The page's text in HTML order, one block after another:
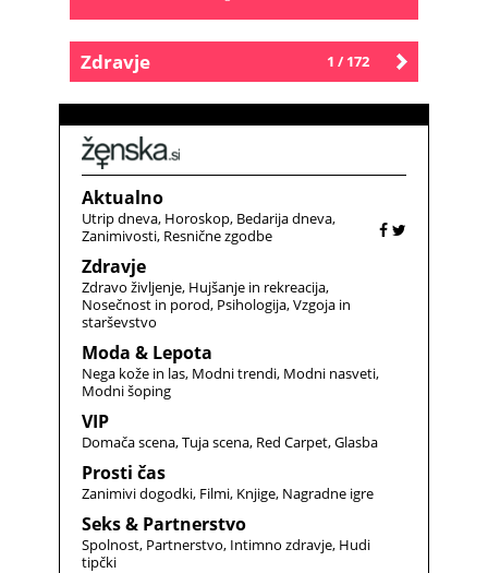
Starejše
1 / 172
Zdravje
Aktualno
Utrip dneva Horoskop Bedarija dneva
Zanimivosti Resnične zgodbe
Zdravje
Zdravo življenje Hujšanje in rekreacija
Nosečnost in porod Psihologija Vzgoja in
starševstvo
Moda & Lepota
Nega kože in las Modni trendi Modni nasveti
Modni šoping
VIP
Domača scena Tuja scena Red Carpet Glasba
Prosti čas
Zanimivi dogodki Filmi Knjige Nagradne igre
Seks & Partnerstvo
Spolnost Partnerstvo Intimno zdravje Hudi
tipčki